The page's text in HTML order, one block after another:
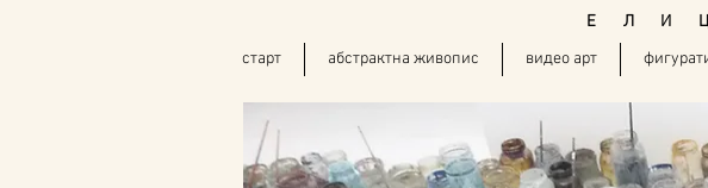
E Л
старт
абстрактна живопис видео арт